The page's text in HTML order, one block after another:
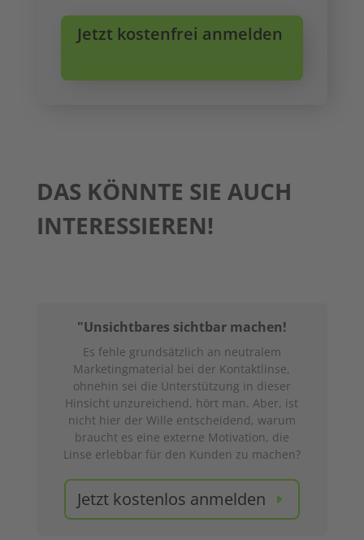
Jetzt kostenfrei anmelden
DAS KÖNNTE SIE AUCH
INTERESSIEREN!
"Unsichtbares sichtbar machen!
Es fehle grundsätzlich an neutralem
Marketingmaterial bei der Kontaktlinse,
ohnehin sei die Unterstützung in dieser
Hinsicht unzureichend, hört man. Aber, ist
nicht hier der Wille entscheidend, warum
braucht es eine externe Motivation, die
Linse erlebbar für den Kunden zu machen?
Jetzt kostenlos anmelden